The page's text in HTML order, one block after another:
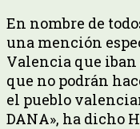
En nombre de
una mención
Valencia que
que no podrán
el pueblo
DANA», ha dicho